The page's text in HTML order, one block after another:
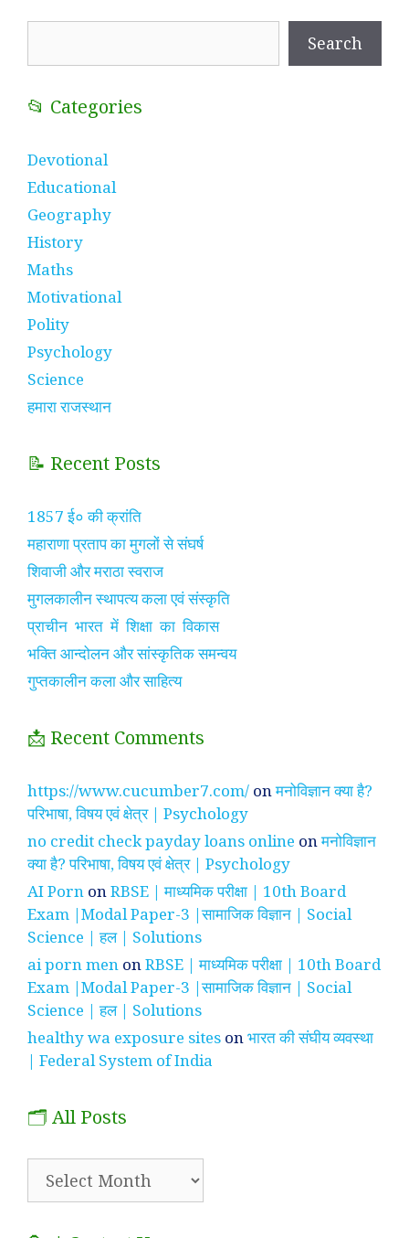
Search
📂 Categories
Devotional
Educational
Geography
History
Maths
Motivational
Polity
Psychology
Science
हमारा राजस्थान
📝 Recent Posts
1857 ई० की क्रांति
महाराणा प्रताप का मुगलों से संघर्ष
शिवाजी और मराठा स्वराज
मुगलकालीन स्थापत्य कला एवं संस्कृति
प्राचीन भारत में शिक्षा का विकास
भक्ति आन्दोलन और सांस्कृतिक समन्वय
गुप्तकालीन कला और साहित्य
📩 Recent Comments
https://www.cucumber7.com/ onमनोविज्ञान क्या है?
परिभाषा, विषय एवं क्षेत्र | Psychology
no credit check payday loans online onमनोविज्ञान
क्या है? परिभाषा, विषय एवं क्षेत्र | Psychology
AI Porn onRBSE | माध्यमिक परीक्षा | 10th Board
Exam |Modal Paper-3 |सामाजिक विज्ञान | Social
Science | हल | Solutions
ai porn men onRBSE | माध्यमिक परीक्षा | 10th Board
Exam |Modal Paper-3 |सामाजिक विज्ञान | Social
Science | हल | Solutions
healthy wa exposure sites onभारत की संघीय व्यवस्था
| Federal System of India
🗂️ All Posts